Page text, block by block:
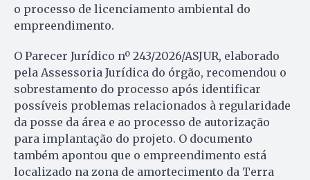
o processo de licenciamento ambiental do
empreendimento.
O Parecer Jurídico nº 243/2026/ASJUR, elaborado
pela Assessoria Jurídica do órgão, recomendou o
sobrestamento do processo após identificar
possíveis problemas relacionados à regularidade
da posse da área e ao processo de autorização
para implantação do projeto. O documento
também apontou que o empreendimento está
localizado na zona de amortecimento da Terra